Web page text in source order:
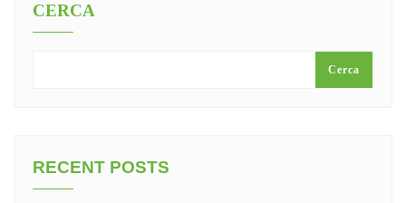
CERCA
Cerca
RECENT POSTS